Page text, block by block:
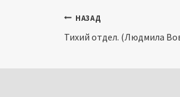
Навигация
по
НАЗАД
Тихий отдел. (Людмила